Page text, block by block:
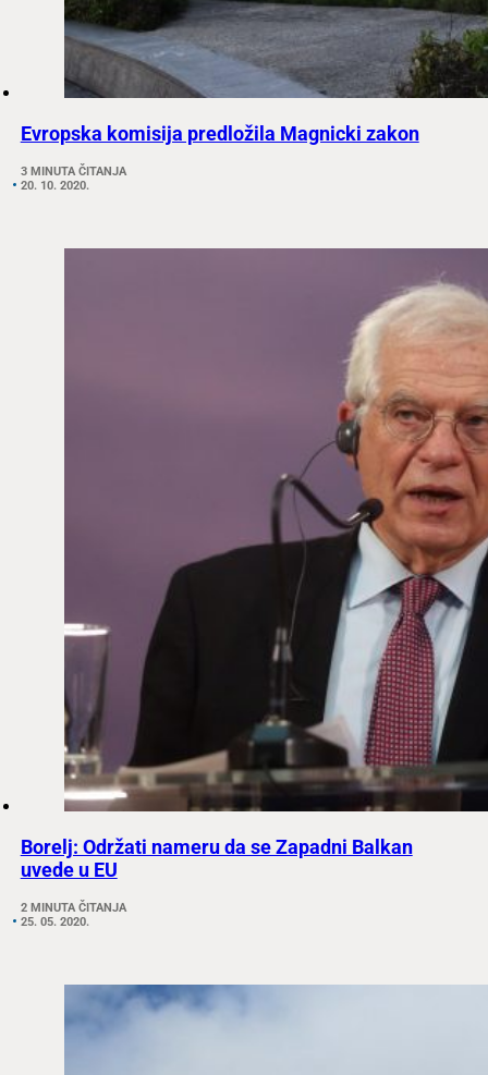
Evropska komisija predložila Magnicki zakon
3 MINUTA ČITANJA
20. 10. 2020.
Borelj: Održati nameru da se Zapadni Balkan
uvede u EU
2 MINUTA ČITANJA
25. 05. 2020.